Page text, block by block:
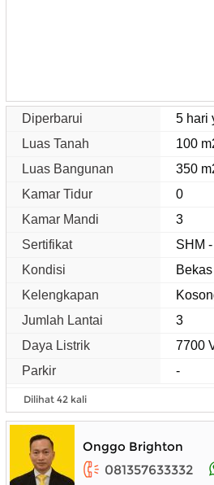
Diperbarui
5 hari
Luas Tanah
100
Luas Bangunan
350
Kamar Tidur
0
Kamar Mandi
3
Sertifikat
SHM
Kondisi
Bekas
Kelengkapan
Jumlah Lantai
3
Daya Listrik
7700
Parkir
-
Dilihat 42 kali
Onggo Brighton
081357633332